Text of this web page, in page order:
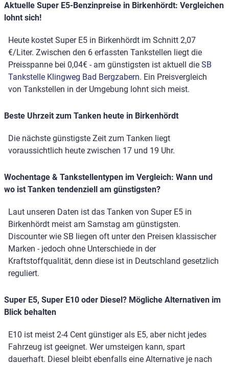
Aktuelle Super E5-Benzinpreise in Birkenhördt: Vergleichen
lohnt sich!
Heute kostet Super E5 in Birkenhördt im Schnitt 2,07
€/Liter. Zwischen den 6 erfassten Tankstellen liegt die
Preisspanne bei 0,04€ - am günstigsten ist aktuell die SB
Tankstelle Klingweg Bad Bergzabern. Ein Preisvergleich
von Tankstellen in der Umgebung lohnt sich meist.
Beste Uhrzeit zum Tanken heute in Birkenhördt
Die nächste günstigste Zeit zum Tanken liegt
voraussichtlich heute zwischen 17 und 19 Uhr.
Wochentage & Tankstellentypen im Vergleich: Wann und
wo ist Tanken tendenziell am günstigsten?
Laut unseren Daten ist das Tanken von Super E5 in
Birkenhördt meist am Samstag am günstigsten.
Discounter wie SB liegen oft unter den Preisen klassischer
Marken - jedoch ohne Unterschiede in der
Kraftstoffqualität, denn diese ist in Deutschland gesetzlich
reguliert.
Super E5, Super E10 oder Diesel? Mögliche Alternativen im
Blick behalten
E10 ist meist 2-4 Cent günstiger als E5, aber nicht jedes
Fahrzeug ist geeignet. Wer umsteigen kann, spart
dauerhaft. Diesel bleibt ebenfalls eine Alternative je nach